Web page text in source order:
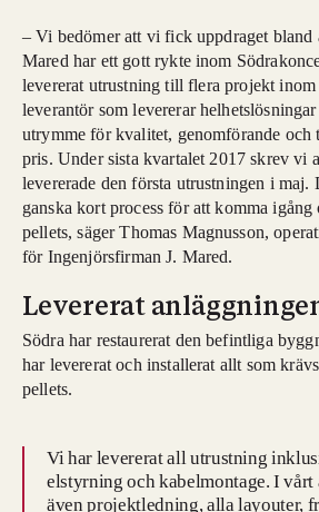
– Vi bedömer att vi fick uppdraget bland
Mared har ett gott rykte inom
levererat utrustning till flera projekt inom
leverantör som levererar
utrymme för kvalitet, genomförande
pris. Under sista kvartalet 2017 skrev vi
levererade den första utrustningen i maj.
ganska kort process för att komma igång
pellets, säger Thomas Magnusson,
för Ingenjörsfirman J. Mared.
Levererat
Södra har restaurerat den befintliga
har levererat och installerat allt som
pellets.
Vi har levererat all utrustning
elstyrning och kabelmontage. I vårt
även projektledning, alla layouter,